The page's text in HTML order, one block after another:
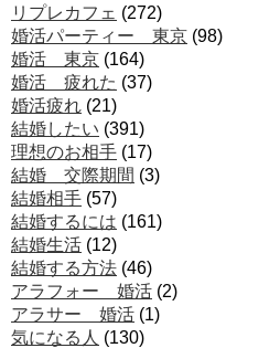
リプレカフェ (272)
婚活パーティー 東京 (98)
婚活 東京 (164)
婚活 疲れた (37)
婚活疲れ (21)
結婚したい (391)
理想のお相手 (17)
結婚 交際期間 (3)
結婚相手 (57)
結婚するには (161)
結婚生活 (12)
結婚する方法 (46)
アラフォー 婚活 (2)
アラサー 婚活 (1)
気になる人 (130)